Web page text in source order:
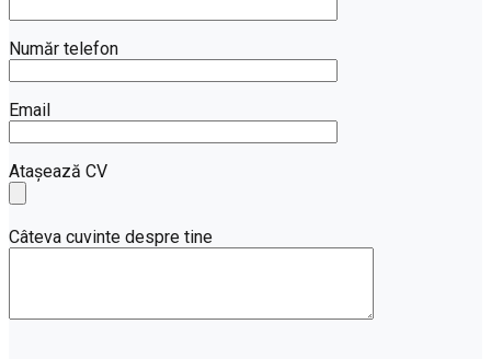
Număr telefon
Email
Atașează CV
Câteva cuvinte despre tine